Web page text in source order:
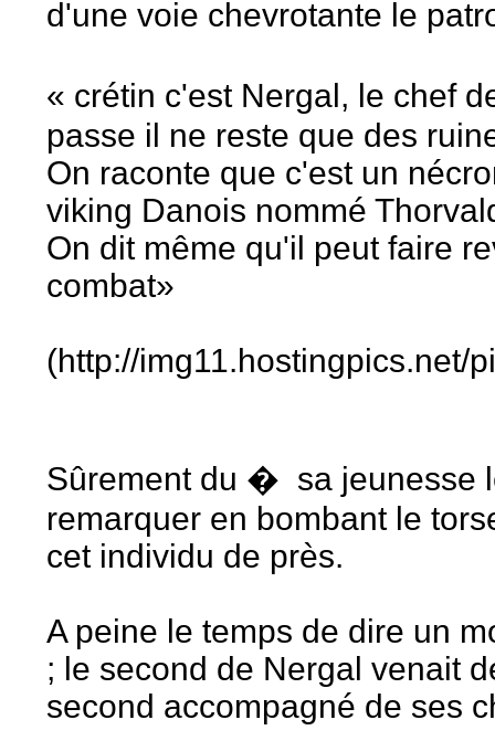
d'une voie chevrotante le
« crétin c'est Nergal, le chef
passe il ne reste que des
On raconte que c'est un
viking Danois nommé
On dit même qu'il peut faire
combat»
(http://img11.hostingpics.net/
Sûrement du � sa jeunesse
remarquer en bombant le
cet individu de près.
A peine le temps de dire un
; le second de Nergal venait
second accompagné de ses